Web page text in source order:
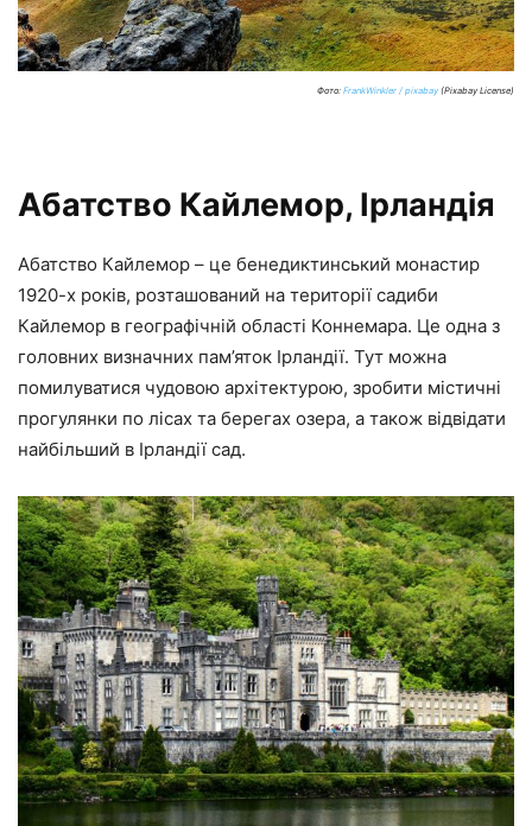
Фото: FrankWinkler / pixabay (Pixabay License)
Абатство Кайлемор, Ірландія
Абатство Кайлемор – це бенедиктинський монастир
1920-х років, розташований на території садиби
Кайлемор в географічній області Коннемара. Це одна з
головних визначних пам’яток Ірландії. Тут можна
помилуватися чудовою архітектурою, зробити містичні
прогулянки по лісах та берегах озера, а також відвідати
найбільший в Ірландії сад.